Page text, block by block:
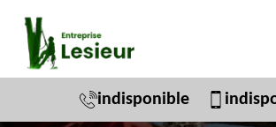
indisponible